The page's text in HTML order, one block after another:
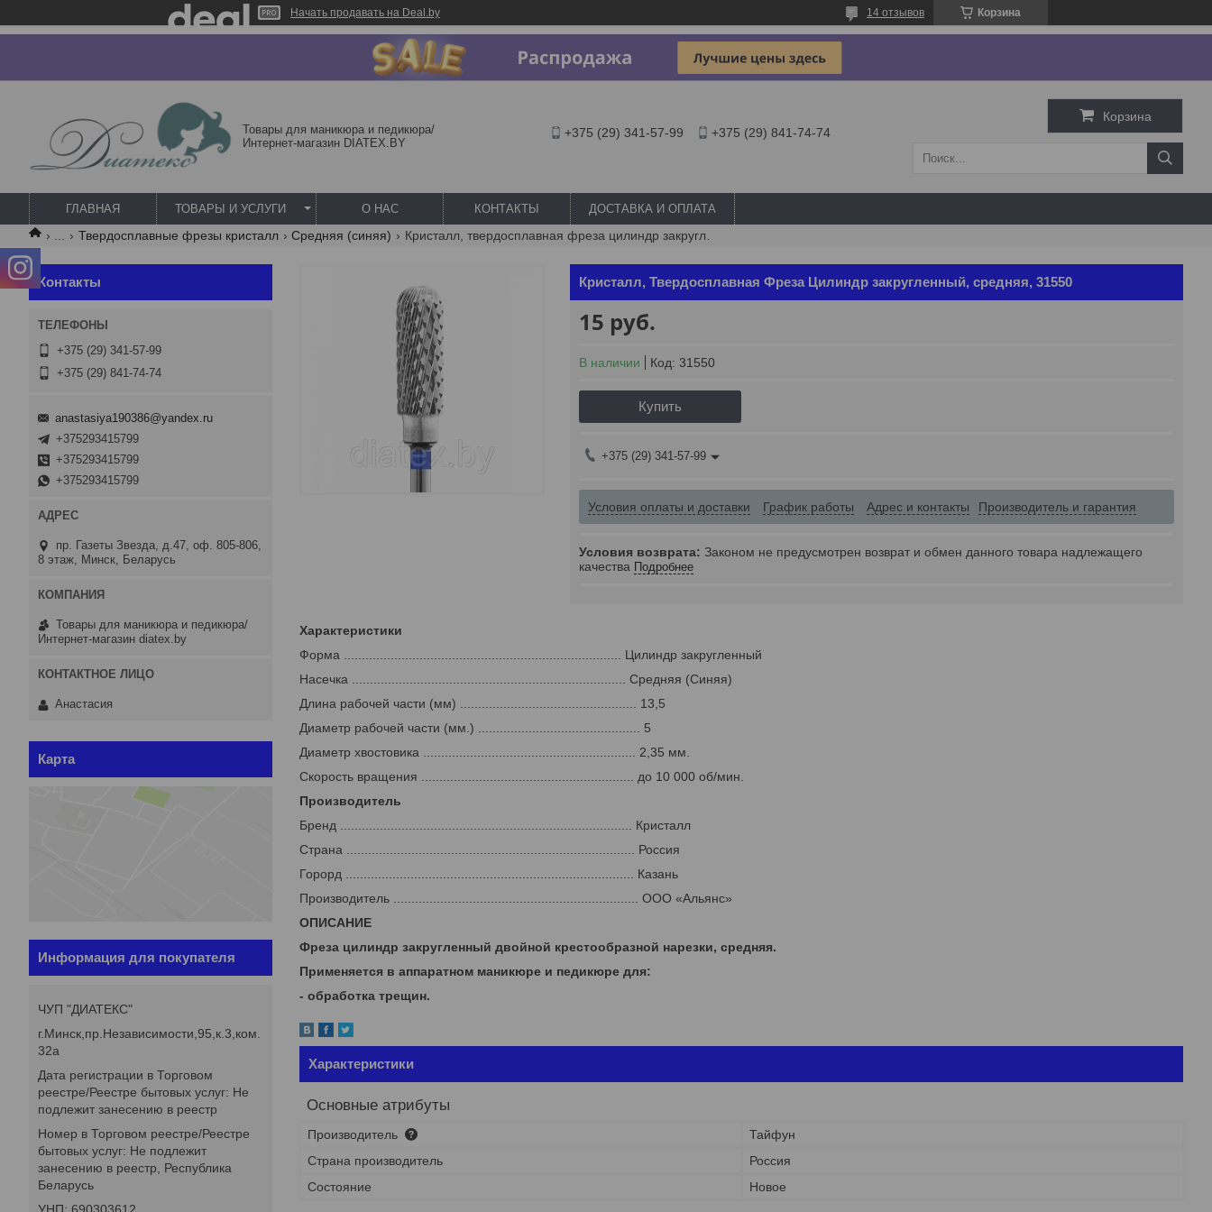
Начать продавать на Deal.by Корзина
14 отзывов
Товары для маникюра и педикюра/
Интернет-магазин DIATEX.BY
+375 (29) 341-57-99 +375 (29) 841-74-74
Корзина
ГЛАВНАЯ ТОВАРЫ И УСЛУГИ О НАС КОНТАКТЫ ДОСТАВКА И ОПЛАТА
Твердосплавные фрезы кристалл Средняя (синяя)
Кристалл, Твердосплавная Фреза Цилиндр закругленный, средняя, 31550
15 руб.
В наличии Код: 31550
Купить
+375 (29) 341-57-99
Условия оплаты и доставки График работы Адрес и контакты Производитель и гарантия
Законом не предусмотрен возврат и обмен данного товара надлежащего
качества Подробнее
Характеристики
Форма ............................................................................. Цилиндр закругленный
Насечка ............................................................................ Средняя (Синяя)
Длина рабочей части (мм) ................................................. 13,5
Диаметр рабочей части (мм.) ............................................. 5
Диаметр хвостовика ........................................................... 2,35 мм.
Скорость вращения ........................................................... до 10 000 об/мин.
Производитель
Бренд ................................................................................. Кристалл
Страна ................................................................................ Россия
Горорд ................................................................................ Казань
Производитель .................................................................... ООО «Альянс»
ОПИСАНИЕ
Фреза цилиндр закругленный двойной крестообразной нарезки, средняя.
Применяется в аппаратном маникюре и педикюре для:
- обработка трещин.
Характеристики
Основные атрибуты
Производитель
Тайфун
Страна производитель
Россия
Состояние
Новое
Контакты
+375 (29) 341-57-99
+375 (29) 841-74-74
anastasiya190386@yandex.ru
+375293415799
+375293415799
+375293415799
пр. Газеты Звезда, д.47, оф. 805-806,
8 этаж, Минск, Беларусь
Товары для маникюра и педикюра/
Интернет-магазин diatex.by
Анастасия
Карта
Информация для покупателя
ЧУП "ДИАТЕКС"
г.Минск,пр.Независимости,95,к.3,ком.
32а
Дата регистрации в Торговом
реестре/Реестре бытовых услуг: Не
подлежит занесению в реестр
Номер в Торговом реестре/Реестре
бытовых услуг: Не подлежит
занесению в реестр, Республика
Беларусь